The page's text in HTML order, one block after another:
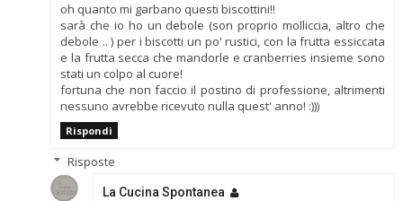
oh quanto mi garbano questi biscottini!!
sarà che io ho un debole (son proprio molliccia, altro che
debole .. ) per i biscotti un po' rustici, con la frutta essiccata
e la frutta secca che mandorle e cranberries insieme sono
stati un colpo al cuore!
fortuna che non faccio il postino di professione, altrimenti
nessuno avrebbe ricevuto nulla quest' anno! :)))
Rispondi
Risposte
La Cucina Spontanea